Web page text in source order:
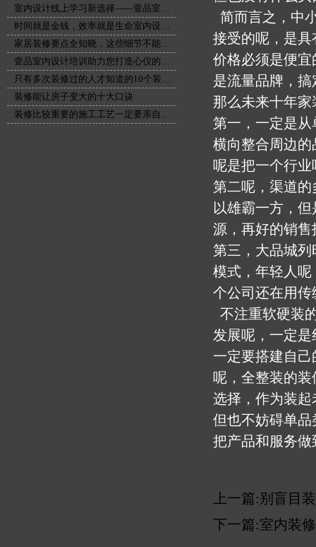
室内设计线上学习新选择——壹品室…
时间就是金钱，效率就是生命室内设…
家居装修要点全知晓，这些细节不能…
壹品室内设计培训助力您打造心仪的…
只有多次装修过的人才知道的10个装…
装修能让房子变大的十大口诀
装修比较重要的施工工艺一定要亲自…
简而言之，中
接受的呢，是
价格必须是便宜
是流量品牌，
那么未来十年
第一，一定是
横向整合周边
呢是把一个行
第二呢，渠道
以雄霸一方，
源，再好的销
第三，大品城
模式，年轻人
个公司还在用
不注重软硬装
发展呢，一定
一定要搭建自
呢，全整装的
选择，作为装
但也不妨碍单
把产品和服务
上一篇:别盲目
下一篇:室内装